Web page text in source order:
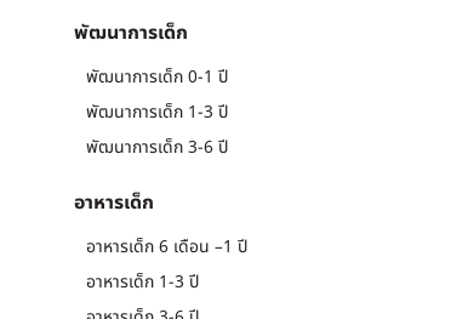
พัฒนาการเด็ก
พัฒนาการเด็ก 0-1 ปี
พัฒนาการเด็ก 1-3 ปี
พัฒนาการเด็ก 3-6 ปี
อาหารเด็ก
อาหารเด็ก 6 เดือน –1 ปี
อาหารเด็ก 1-3 ปี